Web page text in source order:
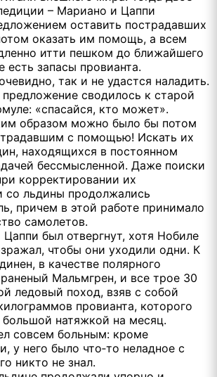
– Мариано и Цаппи
оставить пострадавших
оказать им помощь, а всем
итти пешком до ближайшего
есть запасы провианта.
так и не удастся наладить.
сводилось к старой
«спасайся, кто может».
образом можно было бы потом
с помощью! Искать их
находящихся в постоянном
бессмысленной. Даже поиски
корректировании их
со льдины продолжались
причем в этой работе принимало
самолетов.
был отвергнут, хотя Нобиле
чтобы они уходили одни. К
в качестве полярного
раненый Мальмгрен, и все трое 30
ледовый поход, взяв с собой
провианта, которого
большой натяжкой на месяц.
совсем больным: кроме
у него было что‑то неладное с
никто не знал.